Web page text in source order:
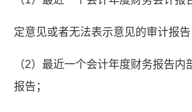
定意见或者无法表示意见的审计报告
（2）最近一个会计年度财务报告
报告；